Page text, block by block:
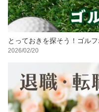
とっておきを探そう！ゴル
2026/02/20